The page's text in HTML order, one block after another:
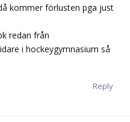
kommer förlusten pga just
redan från
i hockeygymnasium så
Reply